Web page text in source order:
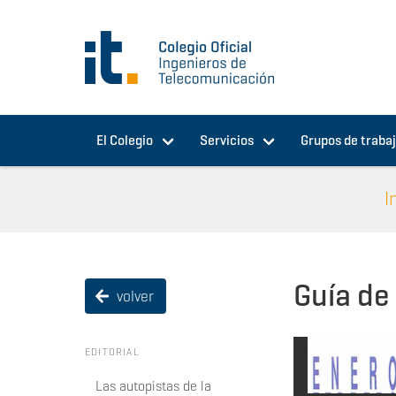
El Colegio Servicios Grupos de
volver
EDITORIAL
Las autopistas de la
Guía